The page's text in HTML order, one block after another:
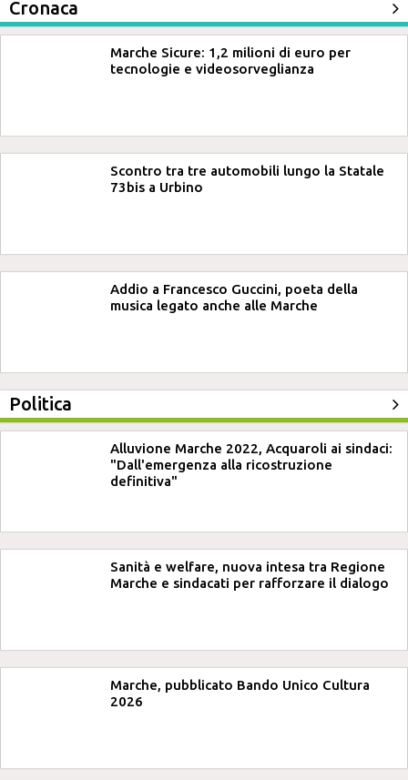
Cronaca
Marche Sicure: 1,2 milioni di euro per
tecnologie e videosorveglianza
Scontro tra tre automobili lungo la Statale
73bis a Urbino
Addio a Francesco Guccini, poeta della
musica legato anche alle Marche
Politica
Alluvione Marche 2022, Acquaroli ai sindaci:
"Dall'emergenza alla ricostruzione
definitiva"
Sanità e welfare, nuova intesa tra Regione
Marche e sindacati per rafforzare il dialogo
Marche, pubblicato Bando Unico Cultura
2026